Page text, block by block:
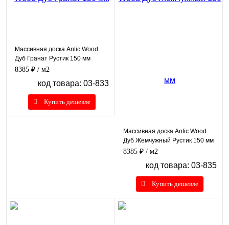
Массивная доска Antic Wood
Дуб Гранат Рустик 150 мм
8385 ₽ / м2
код товара: 03-833
Купить дешевле
Массивная доска Antic Wood
Дуб Жемчужный Рустик 150 мм
8385 ₽ / м2
код товара: 03-835
Купить дешевле